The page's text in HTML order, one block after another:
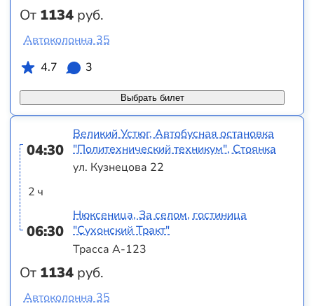
От 1134 руб.
Выбрать билет
Автоколонна 35
4.7
3
04:30
2 ч
06:30
От 1134 руб.
Великий Устюг, Автобусная остановка
"Политехнический техникум", Стоянка
ул. Кузнецова 22
Нюксеница, За селом, гостиница
"Сухонский Тракт"
Трасса А-123
Автоколонна 35